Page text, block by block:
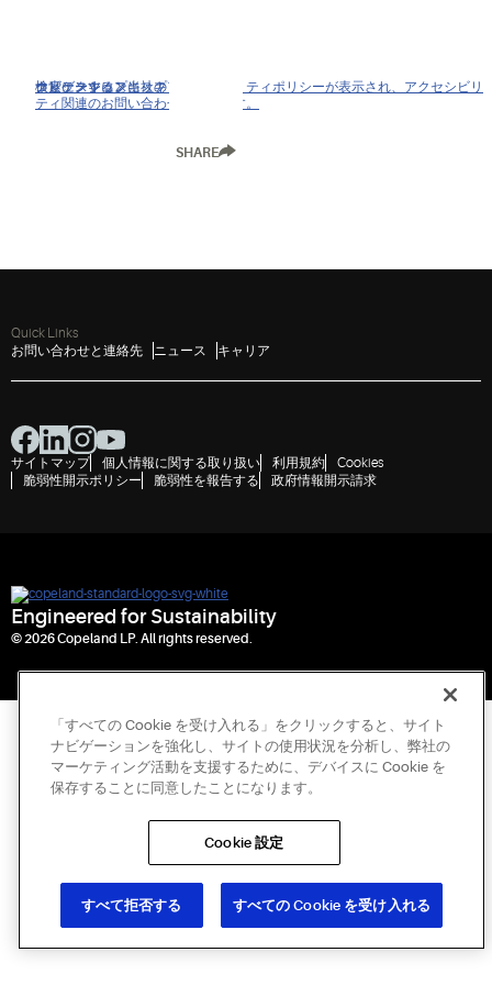
クリックすると当社のアクセシビリティポリシーが表示され、アクセシビリ
ティ関連のお問い合わせができます。
ナビゲーションにスキップ
コンテンツにスキップ
検索にスキップ
SHARE
Quick Links
お問い合わせと連絡先
ニュース キャリア
サイトマップ 個人情報に関する取り扱い 利用規約
Cookies
脆弱性開示ポリシー
脆弱性を報告する 政府情報開示請求
Engineered for Sustainability
© 2026 Copeland LP. All rights reserved.
「すべての Cookie を受け入れる」をクリックすると、サイト
ナビゲーションを強化し、サイトの使用状況を分析し、弊社の
マーケティング活動を支援するために、デバイスに Cookie を
保存することに同意したことになります。
Cookie 設定
すべて拒否する すべての Cookie を受け入れる